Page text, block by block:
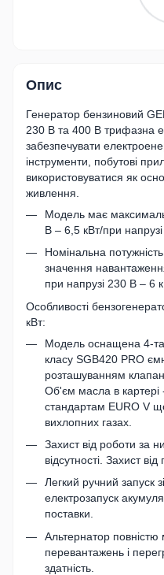
Опис
Генератор бензиновий
230 В та 400 В трифазна
забезпечувати
інструменти, побутові
використовуватися як
живлення.
Модель має
В – 6,5 кВт/при
Номінальна
значення
при напрузі 230 В – 6
Особливості
кВт:
Модель оснащена 4-
класу SGB420 PRO
розташуванням
Об'єм масла в картері
стандартам EURO V
вихлопних газах.
Захист від роботи за
відсутності. Захист
Легкий ручний запуск
електрозапуск
поставки.
Альтернатор повністю
перевантажень і
здатність.